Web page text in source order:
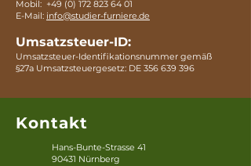
Mobil: +49 (0) 172 823 64 01
E-Mail: info@studier-furniere.de
Umsatzsteuer-ID:
Umsatzsteuer-Identifikationsnummer gemäß
§27a Umsatzsteuergesetz: DE 356 639 396
Kontakt
Hans-Bunte-Strasse 41
90431 Nürnberg